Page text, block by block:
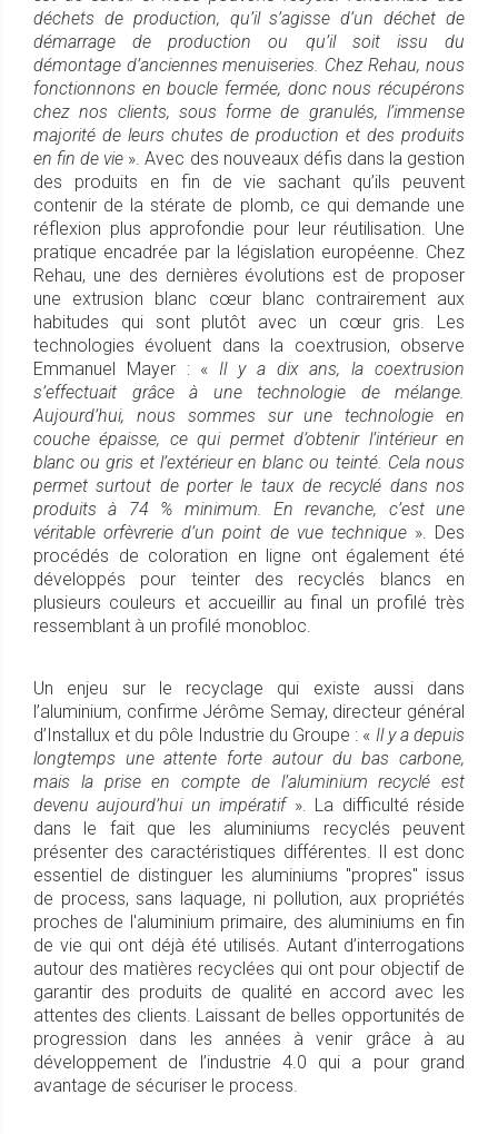
déchets de production, qu’il s’agisse d’un déchet de
démarrage de production ou qu’il soit issu du
démontage d’anciennes menuiseries. Chez Rehau, nous
fonctionnons en boucle fermée, donc nous récupérons
chez nos clients, sous forme de granulés, l’immense
majorité de leurs chutes de production et des produits
en fin de vie ». Avec des nouveaux défis dans la gestion
des produits en fin de vie sachant qu’ils peuvent
contenir de la stérate de plomb, ce qui demande une
réflexion plus approfondie pour leur réutilisation. Une
pratique encadrée par la législation européenne. Chez
Rehau, une des dernières évolutions est de proposer
une extrusion blanc cœur blanc contrairement aux
habitudes qui sont plutôt avec un cœur gris. Les
technologies évoluent dans la coextrusion, observe
Emmanuel Mayer : «Il y a dix ans, la coextrusion
s’effectuait grâce à une technologie de mélange.
Aujourd’hui, nous sommes sur une technologie en
couche épaisse, ce qui permet d’obtenir l’intérieur en
blanc ou gris et l’extérieur en blanc ou teinté. Cela nous
permet surtout de porter le taux de recyclé dans nos
produits à 74 % minimum. En revanche, c’est une
véritable orfèvrerie d’un point de vue technique ». Des
procédés de coloration en ligne ont également été
développés pour teinter des recyclés blancs en
plusieurs couleurs et accueillir au final un profilé très
ressemblant à un profilé monobloc.
Un enjeu sur le recyclage qui existe aussi dans
l’aluminium, confirme Jérôme Semay, directeur général
d’Installux et du pôle Industrie du Groupe : « Il y a depuis
longtemps une attente forte autour du bas carbone,
mais la prise en compte de l’aluminium recyclé est
devenu aujourd’hui un impératif». La difficulté réside
dans le fait que les aluminiums recyclés peuvent
présenter des caractéristiques différentes. Il est donc
essentiel de distinguer les aluminiums "propres" issus
de process, sans laquage, ni pollution, aux propriétés
proches de l'aluminium primaire, des aluminiums en fin
de vie qui ont déjà été utilisés. Autant d’interrogations
autour des matières recyclées qui ont pour objectif de
garantir des produits de qualité en accord avec les
attentes des clients. Laissant de belles opportunités de
progression dans les années à venir grâce à au
développement de l’industrie 4.0 qui a pour grand
avantage de sécuriser le process.